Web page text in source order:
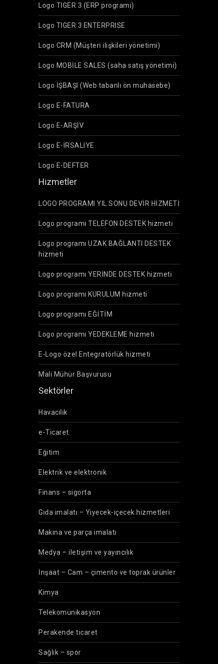
Logo TIGER 3 (ERP programı)
Logo TIGER 3 ENTERPRISE
Logo CRM (Müşteri ilişkileri yönetimi)
Logo MOBİLE SALES (saha satış yönetimi)
Logo İŞBAŞI (Web tabanlı ön muhasebe)
Logo E-FATURA
Logo E-ARŞİV
Logo E-İRSALİYE
Logo E-DEFTER
Hizmetler
LOGO PROGRAMI YIL SONU DEVİR HİZMETİ
Logo programı TELEFON DESTEK hizmeti
Logo programı UZAK BAĞLANTI DESTEK
hizmeti
Logo programı YERİNDE DESTEK hizmeti
Logo programı KURULUM hizmeti
Logo programı EĞİTİM
Logo programı YEDEKLEME hizmeti
E-Logo özel Entegratörlük hizmeti
Mali Mühür Başvurusu
Sektörler
Havacılık
e-Ticaret
Eğitim
Elektrik ve elektronik
Finans – sigorta
Gıda imalatı – Yiyecek-içecek hizmetleri
Makina ve parça imalatı
Medya – iletişim ve yayıncılık
İnşaat – Cam – çimento ve toprak ürünler
Kimya
Telekomünikasyon
Perakende ticaret
Sağlık – spor